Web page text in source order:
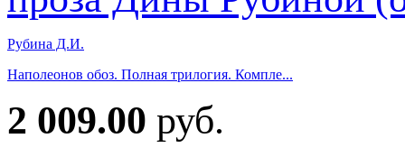
Рубина Д.И.
Наполеонов обоз. Полная трилогия. Компле...
2 009.00 руб.